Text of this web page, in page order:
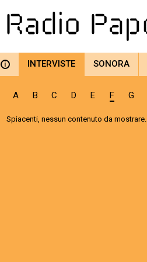
i INTERVISTE SONORA
A B C D E F G
Spiacenti, nessun contenuto da mostrare.